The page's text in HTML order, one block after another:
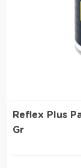
Reflex Plus
Gr